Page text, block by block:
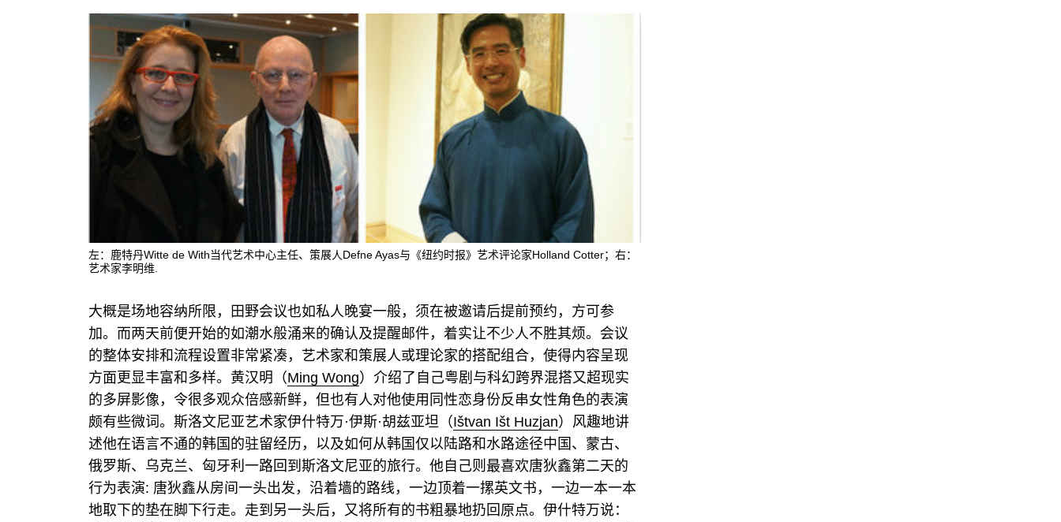
左：鹿特丹Witte de With当代艺术中心主任、策展人Defne Ayas与《纽约时报》艺术评论家Holland Cotter；右：
艺术家李明维.
大概是场地容纳所限，田野会议也如私人晚宴一般，须在被邀请后提前预约，方可参
加。而两天前便开始的如潮水般涌来的确认及提醒邮件，着实让不少人不胜其烦。会议
的整体安排和流程设置非常紧凑，艺术家和策展人或理论家的搭配组合，使得内容呈现
方面更显丰富和多样。黄汉明（Ming Wong）介绍了自己粤剧与科幻跨界混搭又超现实
的多屏影像，令很多观众倍感新鲜，但也有人对他使用同性恋身份反串女性角色的表演
颇有些微词。斯洛文尼亚艺术家伊什特万·伊斯·胡兹亚坦（Ištvan Išt Huzjan）风趣地讲
述他在语言不通的韩国的驻留经历，以及如何从韩国仅以陆路和水路途径中国、蒙古、
俄罗斯、乌克兰、匈牙利一路回到斯洛文尼亚的旅行。他自己则最喜欢唐狄鑫第二天的
行为表演: 唐狄鑫从房间一头出发，沿着墙的路线，一边顶着一摞英文书，一边一本一本
地取下的垫在脚下行走。走到另一头后，又将所有的书粗暴地扔回原点。伊什特万说：